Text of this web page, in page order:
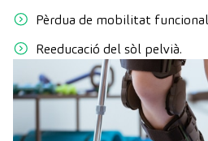
Pèrdua de mobilitat
Reeducació del sòl pelvià.